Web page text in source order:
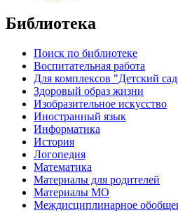
Библиотека
Поиск по библиотеке
Воспитательная работа
Для комплексов "Детский
Здоровый образ жизни
Изобразительное искусство
Иностранный язык
Информатика
История
Логопедия
Математика
Материалы для родителей
Материалы МО
Междисциплинарное